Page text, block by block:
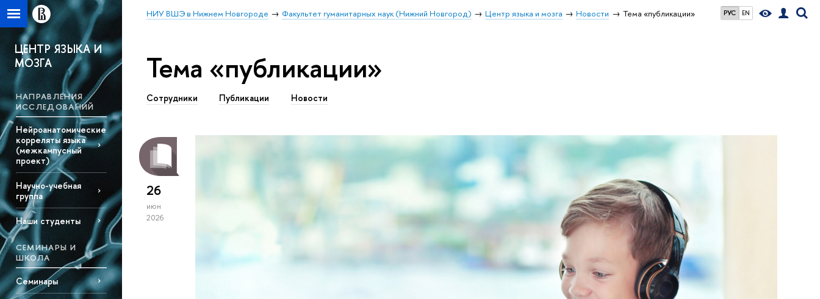
РУС EN
НИУ ВШЭ в Нижнем Новгороде Факультет гуманитарных наук (Нижний Новгород) Центр языка и мозга Новости Тема «публикации»
ЦЕНТР ЯЗЫКА И
МОЗГА
НАПРАВЛЕНИЯ
ИССЛЕДОВАНИЙ
Нейроанатомические
корреляты языка
(межкампусный
проект)
Научно-учебная
группа
Наши студенты
СЕМИНАРЫ И
ШКОЛА
Семинары
Тема «публикации»
Сотрудники Публикации Новости
26
июн
2026